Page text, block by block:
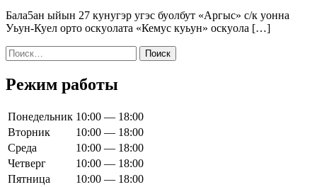
Бала5ан ыйын 27 кунугэр угэс буолбут «Аргыс» с/к уонна
Уьун-Куел орто оскуолата «Кемус куьун» оскуола […]
Найти:
Режим работы
Понедельник 10:00 — 18:00
Вторник
10:00 — 18:00
Среда
10:00 — 18:00
Четверг
10:00 — 18:00
Пятница
10:00 — 18:00